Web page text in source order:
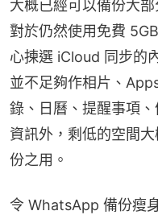
大概已經可以備份大
對於仍然使用免費
心揀選 iCloud 同步的
並不足夠作相片、
錄、日曆、提醒事項
資訊外，剩低的空間
份之用。
令 WhatsApp 備份瘦